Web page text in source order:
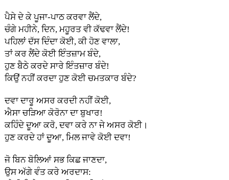
ਪੈਸੇ ਦੇ ਕੇ ਪੂਜਾ-ਪਾਠ ਕਰਵਾ ਲੈਂਦੇ,
ਚੰਗੇ ਮਹੀਨੇ, ਦਿਨ, ਮਹੂਰਤ ਵੀ ਕੱਢਵਾ ਲੈਂਦੇ!
ਪਹਿਲਾਂ ਦੱਸ ਦਿੰਦਾ ਕੋਈ, ਕੀ ਹੋਣ ਵਾਲਾ,
ਤਾਂ ਕਰ ਲੈਂਦੇ ਕੋਈ ਇੰਤਜ਼ਾਮ ਬੰਦੇ,
ਹੁਣ ਬੈਠੇ ਕਰਦੇ ਸਾਰੇ ਇੰਤਜ਼ਾਰ ਬੰਦੇ!
ਕਿਉਂ ਨਹੀਂ ਕਰਦਾ ਹੁਣ ਕੋਈ ਚਮਤਕਾਰ ਬੰਦੇ?
ਦਵਾ ਦਾਰੂ ਅਸਰ ਕਰਦੀ ਨਹੀਂ ਕੋਈ,
ਐਸਾ ਚੜਿਆ ਕੋਰੋਨਾ ਦਾ ਬੁਖਾਰ!
ਕਹਿੰਦੇ ਦੂਆ ਕਰੋ, ਦਵਾ ਕਰੇ ਨਾ ਜੇ ਅਸਰ ਕੋਈ।
ਹੁਣ ਕਰਦੇ ਹਾਂ ਦੂਆ, ਮਿਲ ਜਾਵੇ ਕੋਈ ਦਵਾ!
ਜੋ ਬਿਨ ਬੋਲਿਆਂ ਸਭ ਕਿਛ ਜਾਣਦਾ,
ਉਸ ਅੱਗੇ ਵੰਤ ਕਰੇ ਅਰਦਾਸ: